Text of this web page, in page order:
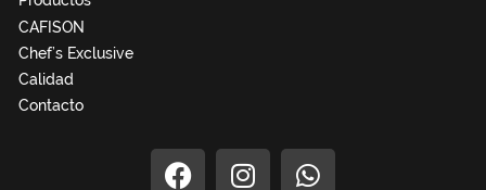
CAFISON
Chef’s Exclusive
Calidad
Contacto